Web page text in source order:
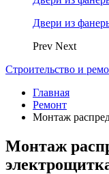
Двери из
Prev Next
Строительство и
Главная
Ремонт
Монтаж
Монтаж